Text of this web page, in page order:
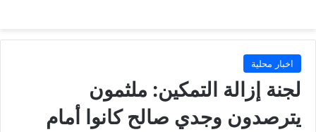
اخبار محلية
لجنة إزالة التمكين: ملثمون
يترصدون وجدي صالح كانوا أمام